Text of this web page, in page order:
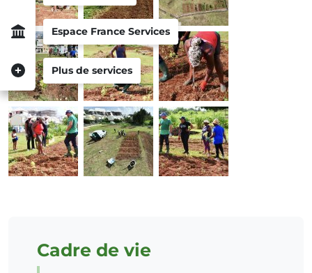
Espace France Services
Plus de services
Cadre de vie